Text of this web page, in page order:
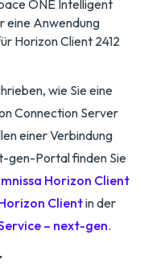
ONE Intelligent
eine Anwendung
Horizon Client 2412
wie Sie eine
Connection Server
einer Verbindung
gen-Portal finden Sie
Horizon Client
Clientin der
– next-gen.